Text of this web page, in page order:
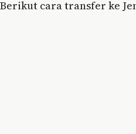
Berikut cara transfer ke